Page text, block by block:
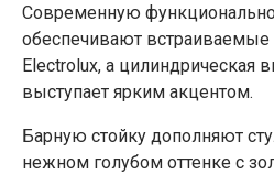
Современную
обеспечивают
Electrolux, а цилиндрическая
выступает ярким акцентом.
Барную стойку дополняют
нежном голубом оттенке с